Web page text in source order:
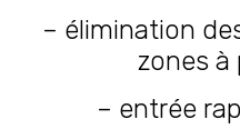
– élimination
zones à
– entrée